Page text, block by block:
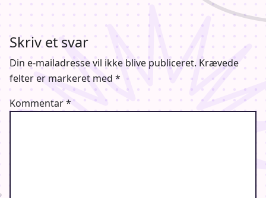
Skriv et svar
Din e-mailadresse vil ikke blive publiceret. Krævede
felter er markeret med *
Kommentar*